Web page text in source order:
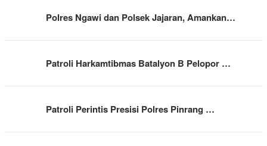
Polres Ngawi dan Polsek Jajaran, Amankan…
Patroli Harkamtibmas Batalyon B Pelopor …
Patroli Perintis Presisi Polres Pinrang …